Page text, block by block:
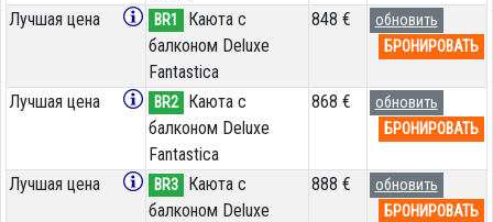
Лучшая цена BR1
Каюта с
балконом Deluxe
Fantastica
848 €
обновить
БРОНИРОВАТЬ
Лучшая цена BR2
Каюта с
балконом Deluxe
Fantastica
868 €
обновить
БРОНИРОВАТЬ
Лучшая цена BR3
Каюта с
балконом Deluxe
888 €
обновить
БРОНИРОВАТЬ